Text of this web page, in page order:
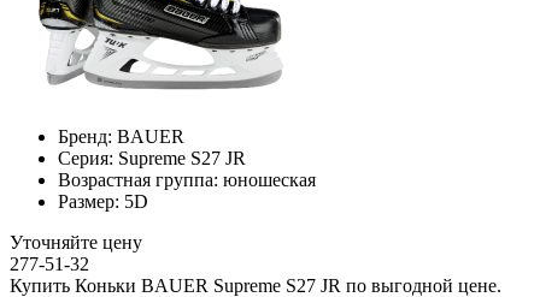
Бренд: BAUER
Серия: Supreme S27 JR
Возрастная группа: юношеская
Размер: 5D
Уточняйте цену
277-51-32
Купить Коньки BAUER Supreme S27 JR по выгодной цене.